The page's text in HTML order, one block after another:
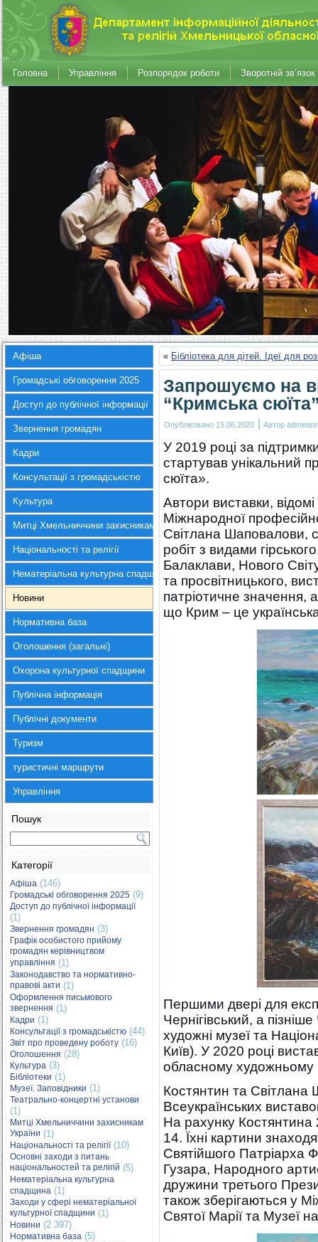
Головна Управління Розпорядок роботи Зворотній зв’язок
Афіша
Громадські обговорення 2025
Доступ до публічної інформації
Звернення громадян
Кадри
Консультації з громадськістю
Культура
Митці Хмельниччини захисникам України
Національності та релігії
Нематеріальна культурна спадщина
Новини
Нормативна база
Оголошення (загальні)
Охорона культурної спадщини
Публічна інформація
Публічні документи
Туризм
туристичні маршрути
Управління
Пошук
Категорії
Афіша (146)
Громадські обговорення 2025 (9)
Доступ до публічної інформації
(1)
Звернення громадян (3)
Графік особистого прийому
громадян керівництвом
управління (1)
Законодавство та нормативно-
правові акти (1)
Оформлення письмового
звернення (1)
Кадри (1)
Консультації з громадськістю (44)
Звіт про проведену роботу (16)
Оголошення (28)
Культура (3)
Бібліотеки (1)
Музеї. Заповідники (1)
Театрально-концертні установи
(1)
Митці Хмельниччини захисникам
України (1)
Національності та релігії(10)
Основні заходи з питань
національностей та релігій (5)
Нематеріальна культурна
спадщина (1)
Заходи у сфері нематеріальної
культурної спадщини (1)
Новини (2 397)
Нормативна база (5)
« Бібліотека для дітей. Ідеї для
Запрошуємо на
“Кримська
Опубліковано 15.06.2020 | Автор
У 2019 році за
стартував унікальний
сюїта».
Автори виставки,
Міжнародної
Світлана Шаповалови,
робіт з видами
Балаклави, Нового
та просвітницького,
патріотичне значення,
що Крим – це
Першими двері для
Чернігівський, а
художні музеї та
Київ). У 2020 році
обласному художньому
Костянтин та
Всеукраїнських
На рахунку Костянтина
14. Їхні картини
Святійшого Патріарха
Гузара, Народного
дружини третього
також зберігаються у
Святої Марії та Музеї